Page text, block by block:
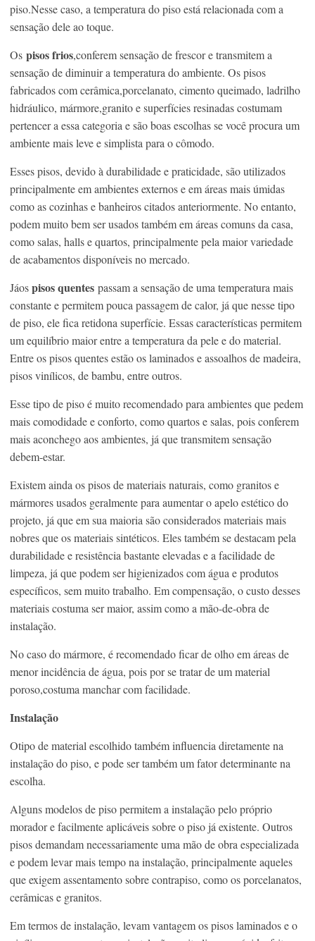
piso.Nesse caso, a temperatura do piso está relacionada com a
sensação dele ao toque.
Os pisos frios,conferem sensação de frescor e transmitem a
sensação de diminuir a temperatura do ambiente. Os pisos
fabricados com cerâmica,porcelanato, cimento queimado, ladrilho
hidráulico, mármore,granito e superfícies resinadas costumam
pertencer a essa categoria e são boas escolhas se você procura um
ambiente mais leve e simplista para o cômodo.
Esses pisos, devido à durabilidade e praticidade, são utilizados
principalmente em ambientes externos e em áreas mais úmidas
como as cozinhas e banheiros citados anteriormente. No entanto,
podem muito bem ser usados também em áreas comuns da casa,
como salas, halls e quartos, principalmente pela maior variedade
de acabamentos disponíveis no mercado.
Jáospisos quentes passam a sensação de uma temperatura mais
constante e permitem pouca passagem de calor, já que nesse tipo
de piso, ele fica retidona superfície. Essas características permitem
um equilíbrio maior entre a temperatura da pele e do material.
Entre os pisos quentes estão os laminados e assoalhos de madeira,
pisos vinílicos, de bambu, entre outros.
Esse tipo de piso é muito recomendado para ambientes que pedem
mais comodidade e conforto, como quartos e salas, pois conferem
mais aconchego aos ambientes, já que transmitem sensação
debem-estar.
Existem ainda os pisos de materiais naturais, como granitos e
mármores usados geralmente para aumentar o apelo estético do
projeto, já que em sua maioria são considerados materiais mais
nobres que os materiais sintéticos. Eles também se destacam pela
durabilidade e resistência bastante elevadas e a facilidade de
limpeza, já que podem ser higienizados com água e produtos
específicos, sem muito trabalho. Em compensação, o custo desses
materiais costuma ser maior, assim como a mão-de-obra de
instalação.
No caso do mármore, é recomendado ficar de olho em áreas de
menor incidência de água, pois por se tratar de um material
poroso,costuma manchar com facilidade.
Instalação
Otipo de material escolhido também influencia diretamente na
instalação do piso, e pode ser também um fator determinante na
escolha.
Alguns modelos de piso permitem a instalação pelo próprio
morador e facilmente aplicáveis sobre o piso já existente. Outros
pisos demandam necessariamente uma mão de obra especializada
e podem levar mais tempo na instalação, principalmente aqueles
que exigem assentamento sobre contrapiso, como os porcelanatos,
cerâmicas e granitos.
Em termos de instalação, levam vantagem os pisos laminados e o